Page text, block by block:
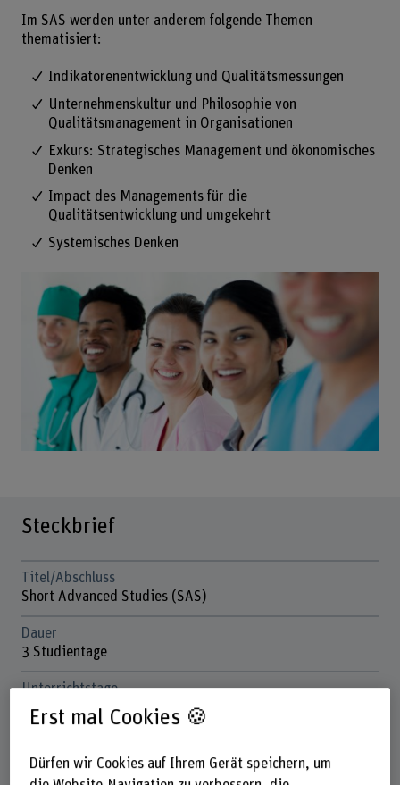
Im SAS werden unter anderem folgende Themen
thematisiert:
Indikatorenentwicklung und Qualitätsmessungen
Unternehmenskultur und Philosophie von
Qualitätsmanagement in Organisationen
Exkurs: Strategisches Management und ökonomisches
Denken
Impact des Managements für die
Qualitätsentwicklung und umgekehrt
Systemisches Denken
Steckbrief
Titel/Abschluss
Short Advanced Studies (SAS)
Dauer
3 Studientage
Unterrichtstage
Dienstag, Mittwoch, Donnerstag
28. Juni 2026 - wir nehmen weiterhin Anmeldungen
entgegen
Erst mal Cookies 🍪
Dürfen wir Cookies auf Ihrem Gerät speichern, um